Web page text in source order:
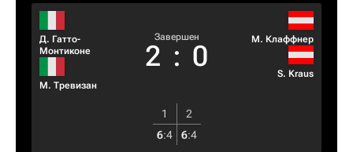
Д. Гатто-
Монтиконе
М. Тревизан
Завершен
2 : 0
М. Клаффнер
S. Kraus
1
2
6:4 6:4